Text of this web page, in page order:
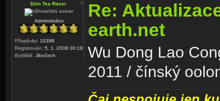
Dzin Tea Racer
Administrátor
Příspěvky: 10398
Registrován: 5. 1. 2008 00:18
Bydliště: Jihočech
Re:
earth.net
Wu Dong Lao
2011 / čínský